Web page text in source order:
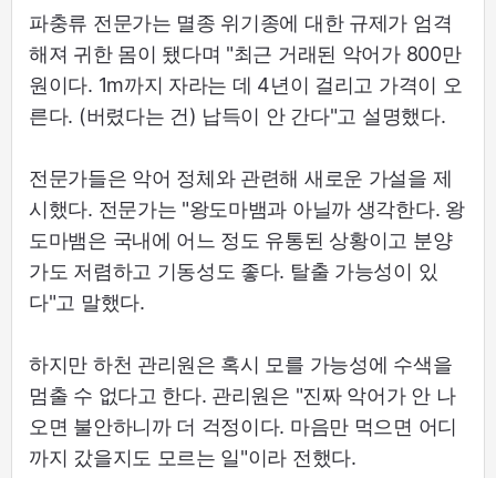
파충류 전문가는 멸종 위기종에 대한 규제가 엄격
해져 귀한 몸이 됐다며 "최근 거래된 악어가 800만
원이다. 1m까지 자라는 데 4년이 걸리고 가격이 오
른다. (버렸다는 건) 납득이 안 간다"고 설명했다.
전문가들은 악어 정체와 관련해 새로운 가설을 제
시했다. 전문가는 "왕도마뱀과 아닐까 생각한다. 왕
도마뱀은 국내에 어느 정도 유통된 상황이고 분양
가도 저렴하고 기동성도 좋다. 탈출 가능성이 있
다"고 말했다.
하지만 하천 관리원은 혹시 모를 가능성에 수색을
멈출 수 없다고 한다. 관리원은 "진짜 악어가 안 나
오면 불안하니까 더 걱정이다. 마음만 먹으면 어디
까지 갔을지도 모르는 일"이라 전했다.